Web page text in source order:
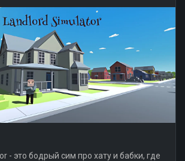
- это бодрый сим про хату и бабки, где